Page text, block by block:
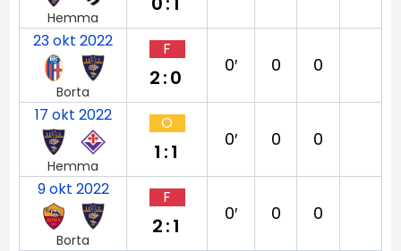
Hemma
23 okt 2022
Borta
F
2:0
0′ 0 0
17 okt 2022
Hemma
O
1:1
0′ 0 0
9 okt 2022
Borta
F
2:1
0′ 0 0